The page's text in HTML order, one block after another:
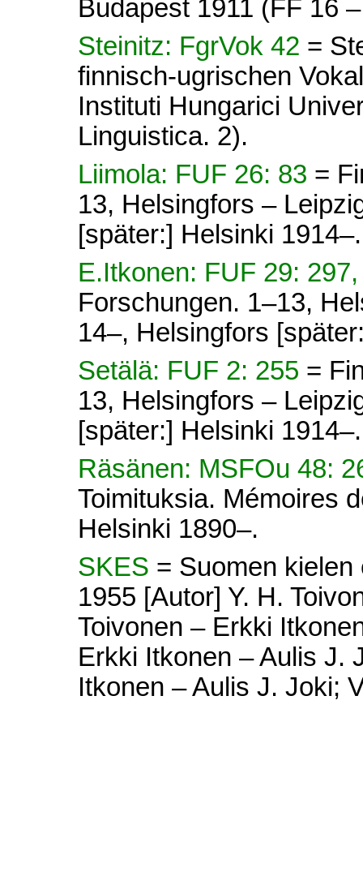
Budapest 1911 (FF 16
Steinitz: FgrVok 42 =
finnisch-ugrischen
Instituti Hungarici
Linguistica. 2).
Liimola: FUF 26: 83 =
13, Helsingfors –
[später:] Helsinki 1914–.
E.Itkonen: FUF 29:
Forschungen. 1–13,
14–, Helsingfors
Setälä: FUF 2: 255 =
13, Helsingfors –
[später:] Helsinki 1914–.
Räsänen: MSFOu 48:
Toimituksia. Mémoires
Helsinki 1890–.
SKES = Suomen
1955 [Autor] Y. H.
Toivonen – Erkki
Erkki Itkonen – Aulis J.
Itkonen – Aulis J. Joki;